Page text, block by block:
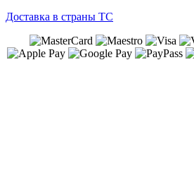
Доставка в страны ТС